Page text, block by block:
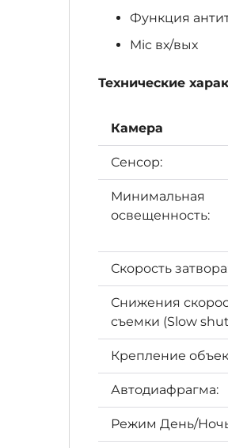
Функция
Mic вх/вых
Технические
Камера
Сенсор:
Минимальная
освещенность:
Скорость
Снижения
съемки (Slow
Крепление
Автодиафрагма:
Режим День/